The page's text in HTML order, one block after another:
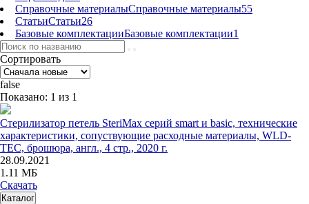
Справочные материалыСправочные материалы55
СтатьиСтатьи26
Базовые комплектацииБазовые комплектации1
Сортировать
false
Показано: 1 из 1
Стерилизатор петель SteriMax серий smart и basic, технические
характеристики, сопуствующие расходные материалы, WLD-
TEC, брошюра, англ., 4 стр., 2020 г.
28.09.2021
1.11 МБ
Скачать
Каталог